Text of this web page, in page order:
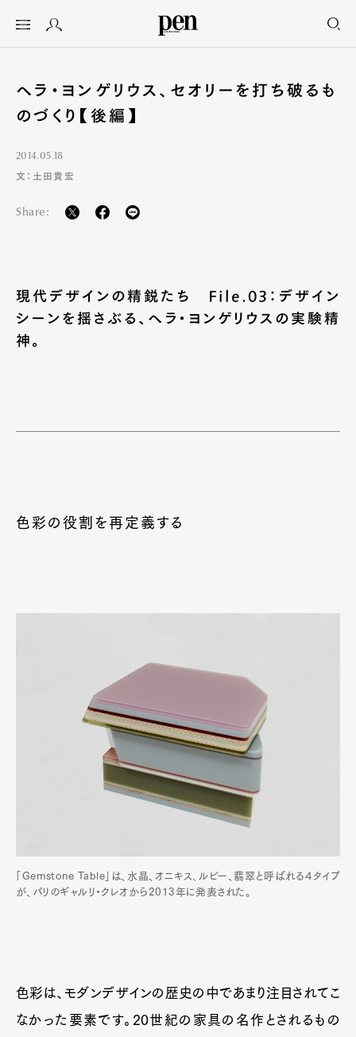
ヘラ・ヨンゲリウス、セオリーを打ち破るも
のづくり【後編】
2014.05.18
文：土田貴宏
Share:
現代デザインの精鋭たち File.03：デザイン
シーンを揺さぶる、ヘラ・ヨンゲリウスの実験精
神。
色彩の役割を再定義する
「Gemstone Table」は、水晶、オニキス、ルビー、翡翠と呼ばれる４タイプ
が、パリのギャルリ・クレオから2013年に発表された。
色彩は、モダンデザインの歴史の中であまり注目されてこ
なかった要素です。20世紀の家具の名作とされるもの